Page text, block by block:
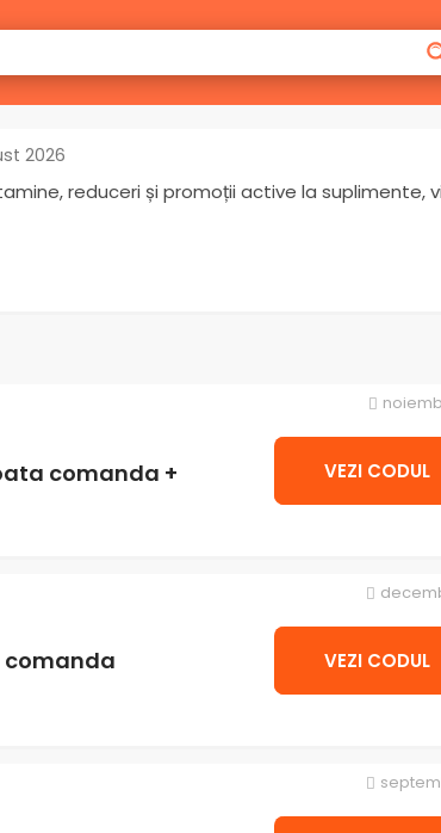
2026
reduceri și promoții active la
comanda +
VEZI CODUL
comanda VEZI CODUL